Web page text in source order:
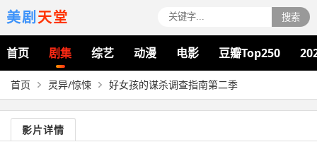
美剧天堂 搜索
首页 剧集 综艺 动漫 电影 豆瓣Top250
首页 灵异/惊悚 好女孩的谋杀调查指南第二季
影片详情